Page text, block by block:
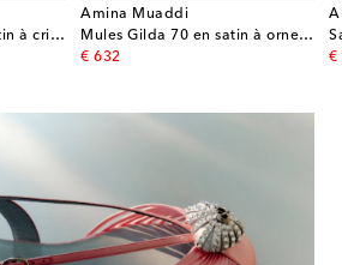
Sandales Gigi 95 en satin à cristaux
Amina Muaddi
Mules Gilda 70 en satin à ornements
€ 632
original price €